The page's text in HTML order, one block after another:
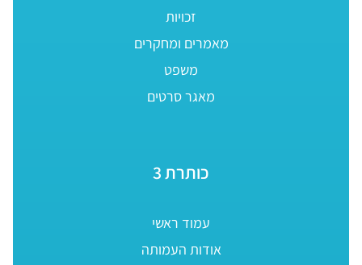
זכויות
מאמרים ומחקרים
משפט
מאגר סרטים
כותרת 3
עמוד ראשי
אודות העמותה